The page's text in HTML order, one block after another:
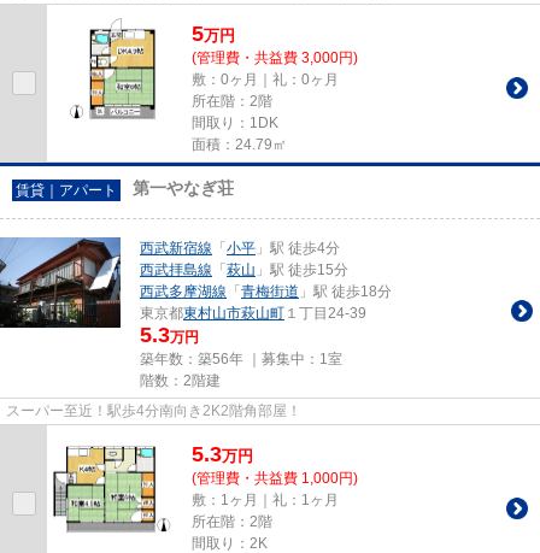
5万円
(管理費・共益費 3,000円)
敷：0ヶ月｜礼：0ヶ月
所在階：2階
間取り：1DK
面積：24.79㎡
賃貸｜アパート 第一やなぎ荘
西武新宿線 「 小平 」駅 徒歩4分
西武拝島線 「 萩山 」駅 徒歩15分
西武多摩湖線 「 青梅街道 」駅 徒歩18分
東京都東村山市萩山町 １丁目24-39
5.3万円
築年数：築56年 ｜募集中： 1室
階数：2階建
スーパー至近！駅歩4分南向き2K2階角部屋！
5.3万円
(管理費・共益費 1,000円)
敷：1ヶ月｜礼：1ヶ月
所在階：2階
間取り：2K